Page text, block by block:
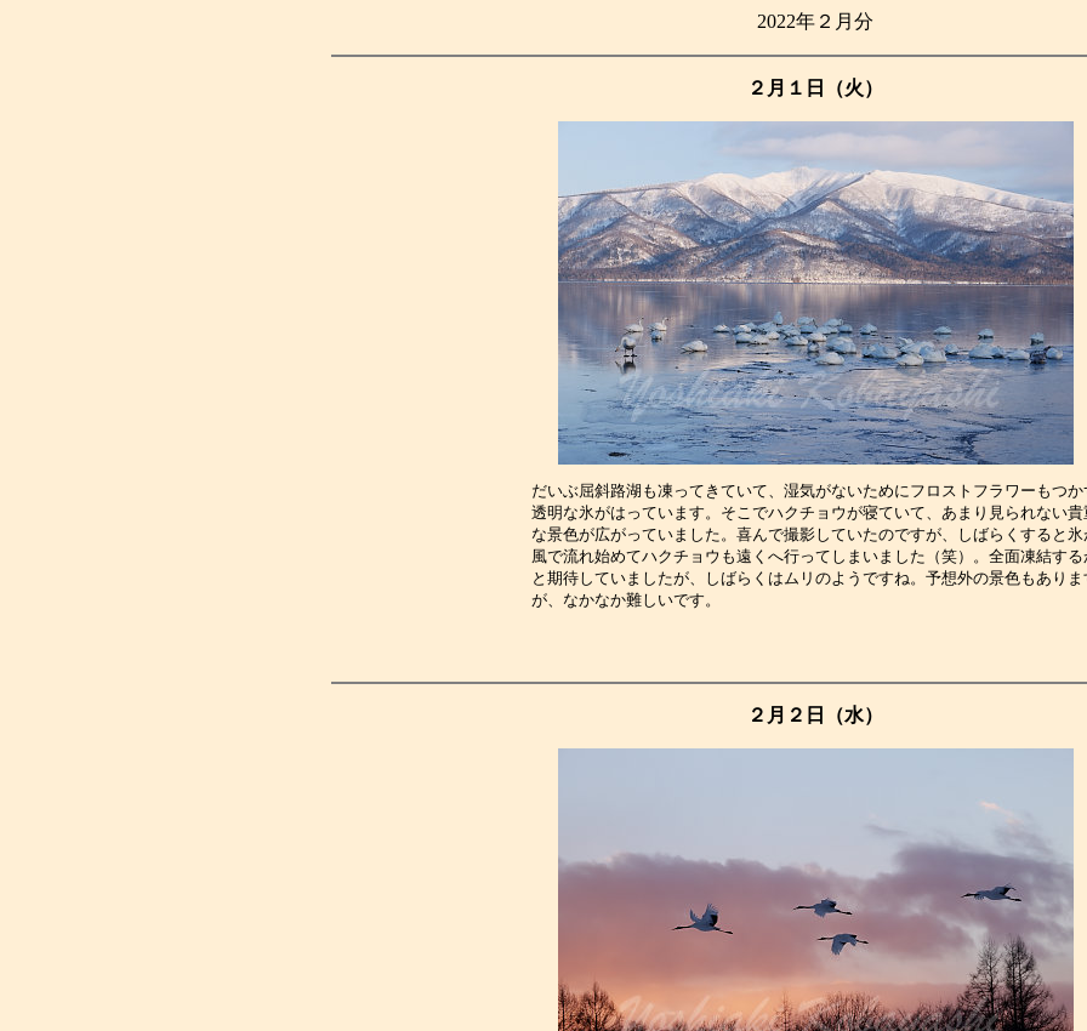
2022年２月分
２月１日（火）
だいぶ屈斜路湖も凍ってきていて、湿気がないためにフロストフラワーもつか
透明な氷がはっています。そこでハクチョウが寝ていて、あまり見られない貴
な景色が広がっていました。喜んで撮影していたのですが、しばらくすると氷
風で流れ始めてハクチョウも遠くへ行ってしまいました（笑）。全面凍結する
と期待していましたが、しばらくはムリのようですね。予想外の景色もありま
が、なかなか難しいです
２月２日（水）